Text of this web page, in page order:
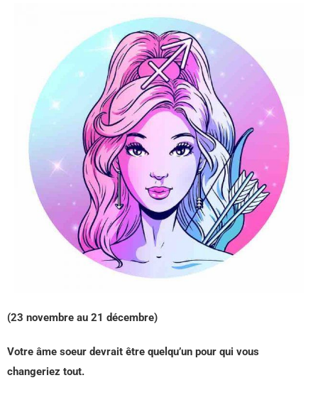
(23 novembre au 21 décembre)
Votre âme soeur devrait être quelqu’un pour qui vous
changeriez tout.